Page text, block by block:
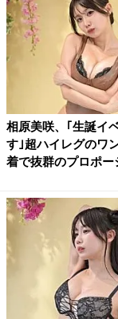
相原美咲、｢生誕イ
す｣超ハイレグのワ
着で抜群のプロポー